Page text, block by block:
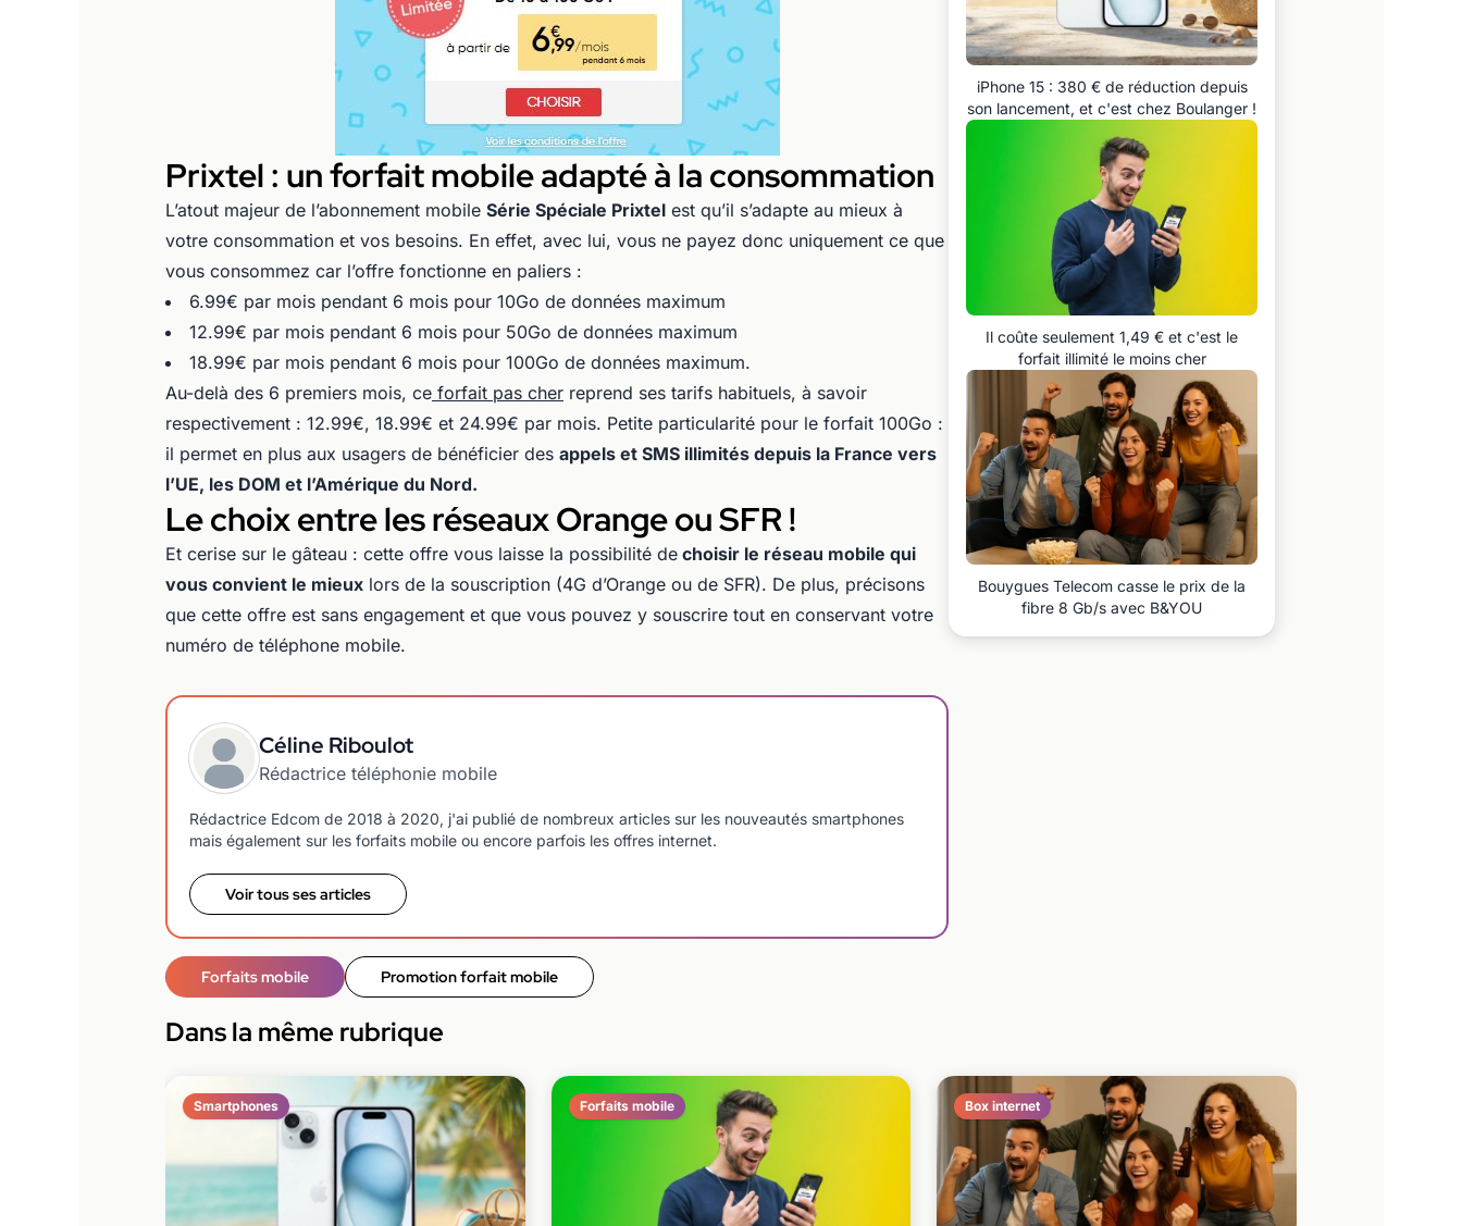
Prixtel : un forfait mobile adapté à la consommation
L’atout majeur de l’abonnement mobile Série Spéciale Prixtel est qu’il s’adapte au mieux à
votre consommation et vos besoins. En effet, avec lui, vous ne payez donc uniquement ce que
vous consommez car l’offre fonctionne en paliers :
6.99€ par mois pendant 6 mois pour 10Go de données maximum
12.99€ par mois pendant 6 mois pour 50Go de données maximum
18.99€ par mois pendant 6 mois pour 100Go de données maximum.
Au-delà des 6 premiers mois, ce forfait pas cher reprend ses tarifs habituels, à savoir
respectivement : 12.99€, 18.99€ et 24.99€ par mois. Petite particularité pour le forfait 100Go :
il permet en plus aux usagers de bénéficier des appels et SMS illimités depuis la France vers
l’UE, les DOM et l’Amérique du Nord.
Le choix entre les réseaux Orange ou SFR !
Et cerise sur le gâteau : cette offre vous laisse la possibilité de choisir le réseau mobile qui
vous convient le mieux lors de la souscription (4G d’Orange ou de SFR). De plus, précisons
que cette offre est sans engagement et que vous pouvez y souscrire tout en conservant votre
numéro de téléphone mobile.
Céline Riboulot
Rédactrice téléphonie mobile
Rédactrice Edcom de 2018 à 2020, j'ai publié de nombreux articles sur les nouveautés smartphones
mais également sur les forfaits mobile ou encore parfois les offres internet.
Voir tous ses articles
Forfaits mobile Promotion forfait mobile
iPhone 15 : 380 € de réduction depuis
son lancement, et c'est chez Boulanger !
Il coûte seulement 1,49 € et c'est le
forfait illimité le moins cher
Bouygues Telecom casse le prix de la
fibre 8 Gb/s avec B&YOU
Dans la même rubrique
Smartphones Forfaits mobile Box internet